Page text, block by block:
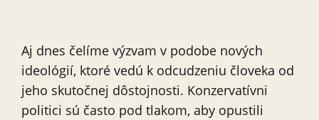
Aj dnes čelíme výzvam v podobe nových
ideológií, ktoré vedú k odcudzeniu človeka od
jeho skutočnej dôstojnosti. Konzervatívni
politici sú často pod tlakom, aby opustili